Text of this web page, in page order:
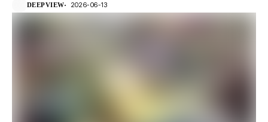
DEEPVIEW 2026-06-13